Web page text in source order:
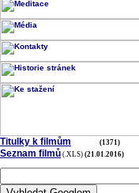
Titulky k filmům (1371)
Seznam filmů (.XLS) (21.01.2016)